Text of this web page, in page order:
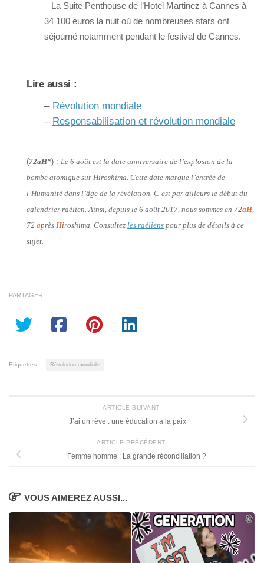
– La Suite Penthouse de l’Hotel Martinez à Cannes à
34 100 euros la nuit où de nombreuses stars ont
séjourné notamment pendant le festival de Cannes.
Lire aussi :
– Révolution mondiale
– Responsabilisation et révolution mondiale
(72aH*) : Le 6 août est la date anniversaire de l’explosion de la
bombe atomique sur Hiroshima. Cette date marque l’entrée de
l’Humanité dans l’âge de la révélation. C’est par ailleurs le début du
calendrier raélien. Ainsi, depuis le 6 août 2017, nous sommes en 72aH,
72 après Hiroshima. Consultez les raéliens pour plus de détails à ce
sujet.
PARTAGER
Étiquettes : Révolution mondiale
ARTICLE SUIVANT
J’ai un rêve : une éducation à la paix
ARTICLE PRÉCÉDENT
Femme homme : La grande réconciliation ?
VOUS AIMEREZ AUSSI...